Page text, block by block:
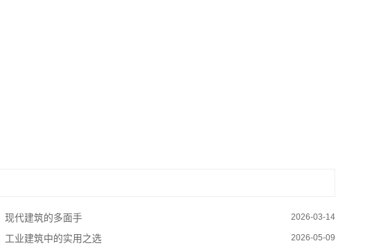
现代建筑的多面手 2026-03-14
工业建筑中的实用之选 2026-05-09